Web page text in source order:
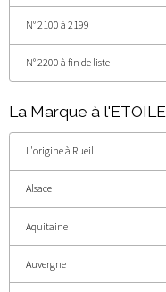
N° 2100 à 2199
N° 2200 à fin de liste
La Marque à l'ETOILE
L'origine à Rueil
Alsace
Aquitaine
Auvergne